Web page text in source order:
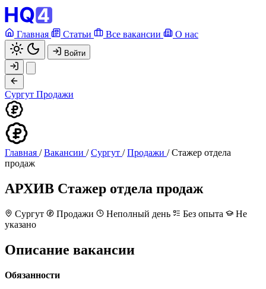
Главная Статьи Все вакансии О нас
Войти
Сургут Продажи
Главная / Вакансии / Сургут / Продажи / Стажер отдела
продаж
АРХИВ Стажер отдела продаж
Сургут Продажи Неполный день Без опыта
Не
указано
Описание вакансии
Обязанности